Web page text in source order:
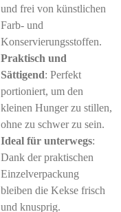
und frei von künstlichen
Farb- und
Konservierungsstoffen.
Praktisch und
Sättigend: Perfekt
portioniert, um den
kleinen Hunger zu stillen,
ohne zu schwer zu sein.
Ideal für unterwegs:
Dank der praktischen
Einzelverpackung
bleiben die Kekse frisch
und knusprig.